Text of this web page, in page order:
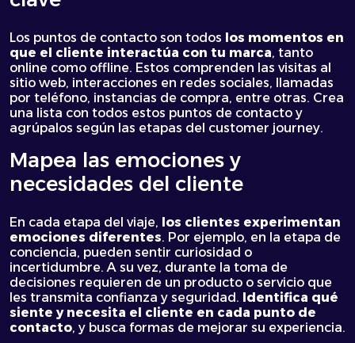
Los puntos de contacto son todos los momentos en
que el cliente interactúa con tu marca, tanto
online como offline. Estos comprenden las visitas al
sitio web, interacciones en redes sociales, llamadas
por teléfono, instancias de compra, entre otras. Crea
una lista con todos estos puntos de contacto y
agrúpalos según las etapas del customer journey.
Mapea las emociones y
necesidades del cliente
En cada etapa del viaje, los clientes experimentan
emociones diferentes. Por ejemplo, en la etapa de
conciencia, pueden sentir curiosidad o
incertidumbre. A su vez, durante la toma de
decisiones requieren de un producto o servicio que
les transmita confianza y seguridad. Identifica qué
siente y necesita el cliente en cada punto de
contacto, y busca formas de mejorar su experiencia.